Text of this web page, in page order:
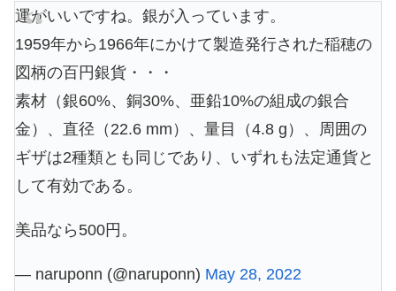
運がいいですね。銀が入っています。
1959年から1966年にかけて製造発行された稲穂の
図柄の百円銀貨・・・
素材（銀60%、銅30%、亜鉛10%の組成の銀合
金）、直径（22.6 mm）、量目（4.8 g）、周囲の
ギザは2種類とも同じであり、いずれも法定通貨と
して有効である。
美品なら500円。
— naruponn (@naruponn) May 28, 2022